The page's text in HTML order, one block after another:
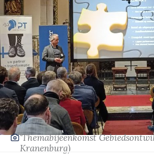
‘Themabijeenkomst
Kranenburg)